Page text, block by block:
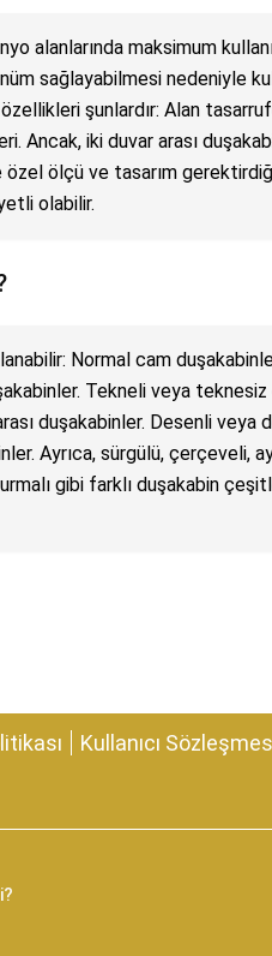
alanlarında maksimum
sağlayabilmesi nedeniyle
özellikleri şunlardır: Alan
Ancak, iki duvar arası
özel ölçü ve tasarım
olabilir.
Normal cam
Tekneli veya teknesiz
duşakabinler. Desenli veya
Ayrıca, sürgülü, çerçeveli,
gibi farklı duşakabin
Kullanıcı